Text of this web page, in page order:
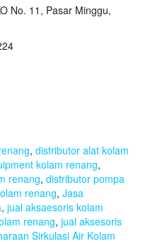
No. 11, Pasar Minggu,
, distributor alat kolam
kolam renang,
renang, distributor pompa
renang, Jasa
, jual aksaesoris kolam
renang, jual aksesoris
Sirkulasi Air Kolam